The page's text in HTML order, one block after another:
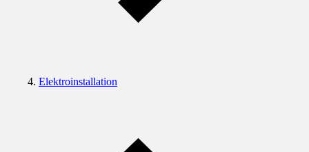
Elektroinstallation